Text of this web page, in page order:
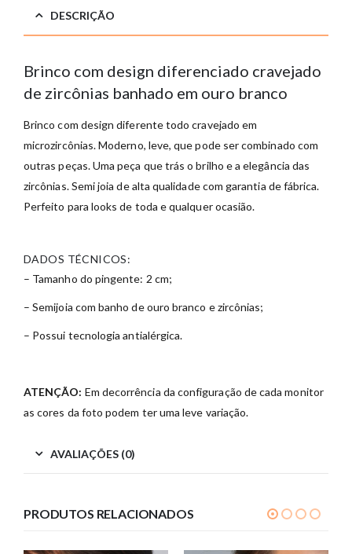
DESCRIÇÃO
Brinco com design diferenciado cravejado
de zircônias banhado em ouro branco
Brinco com design diferente todo cravejado em
microzircônias. Moderno, leve, que pode ser combinado com
outras peças. Uma peça que trás o brilho e a elegância das
zircônias. Semi joia de alta qualidade com garantia de fábrica.
Perfeito para looks de toda e qualquer ocasião.
DADOS TÉCNICOS:
– Tamanho do pingente: 2 cm;
– Semijoia com banho de ouro branco e zircônias;
– Possui tecnologia antialérgica.
ATENÇÃO: Em decorrência da configuração de cada monitor
as cores da foto podem ter uma leve variação.
AVALIAÇÕES (0)
PRODUTOS RELACIONADOS